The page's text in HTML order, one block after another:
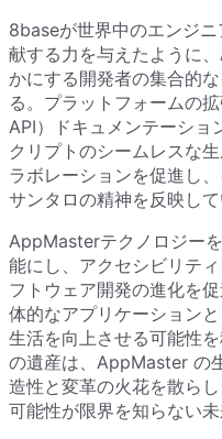
8baseが世界中のエンジ
献する力を与えたように
かにする開発者の集合的
る。プラットフォームの
API）ドキュメンテーショ
クリプトのシームレスな
ラボレーションを促進し
サンタロの精神を反映して
AppMasterテクノロジー
能にし、アクセシビリテ
フトウェア開発の進化を
体的なアプリケーション
生活を向上させる可能性
の遺産は、AppMaster の
造性と変革の火花を散ら
可能性が限界を知らない未